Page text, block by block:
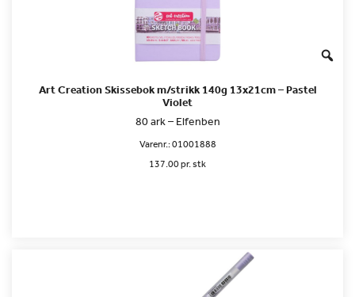
Art Creation Skissebok m/strikk 140g 13x21cm – Pastel
Violet
80 ark – Elfenben
Varenr.:01001888
137.00 pr. stk